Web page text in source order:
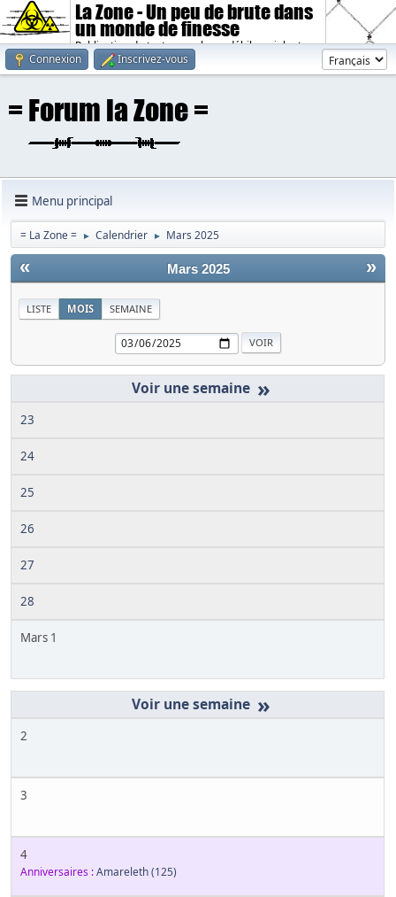
La Zone - Un peu de brute dans
un monde de finesse
Publication de textes sombres, débiles, violents.
Connexion
Inscrivez-vous
Menu principal
= La Zone = ► Calendrier ► Mars 2025
« »
Mars 2025
LISTE MOIS SEMAINE
»
23
24
25
26
27
28
Mars 1
»
2
3
4
Anniversaires :Amareleth(125)